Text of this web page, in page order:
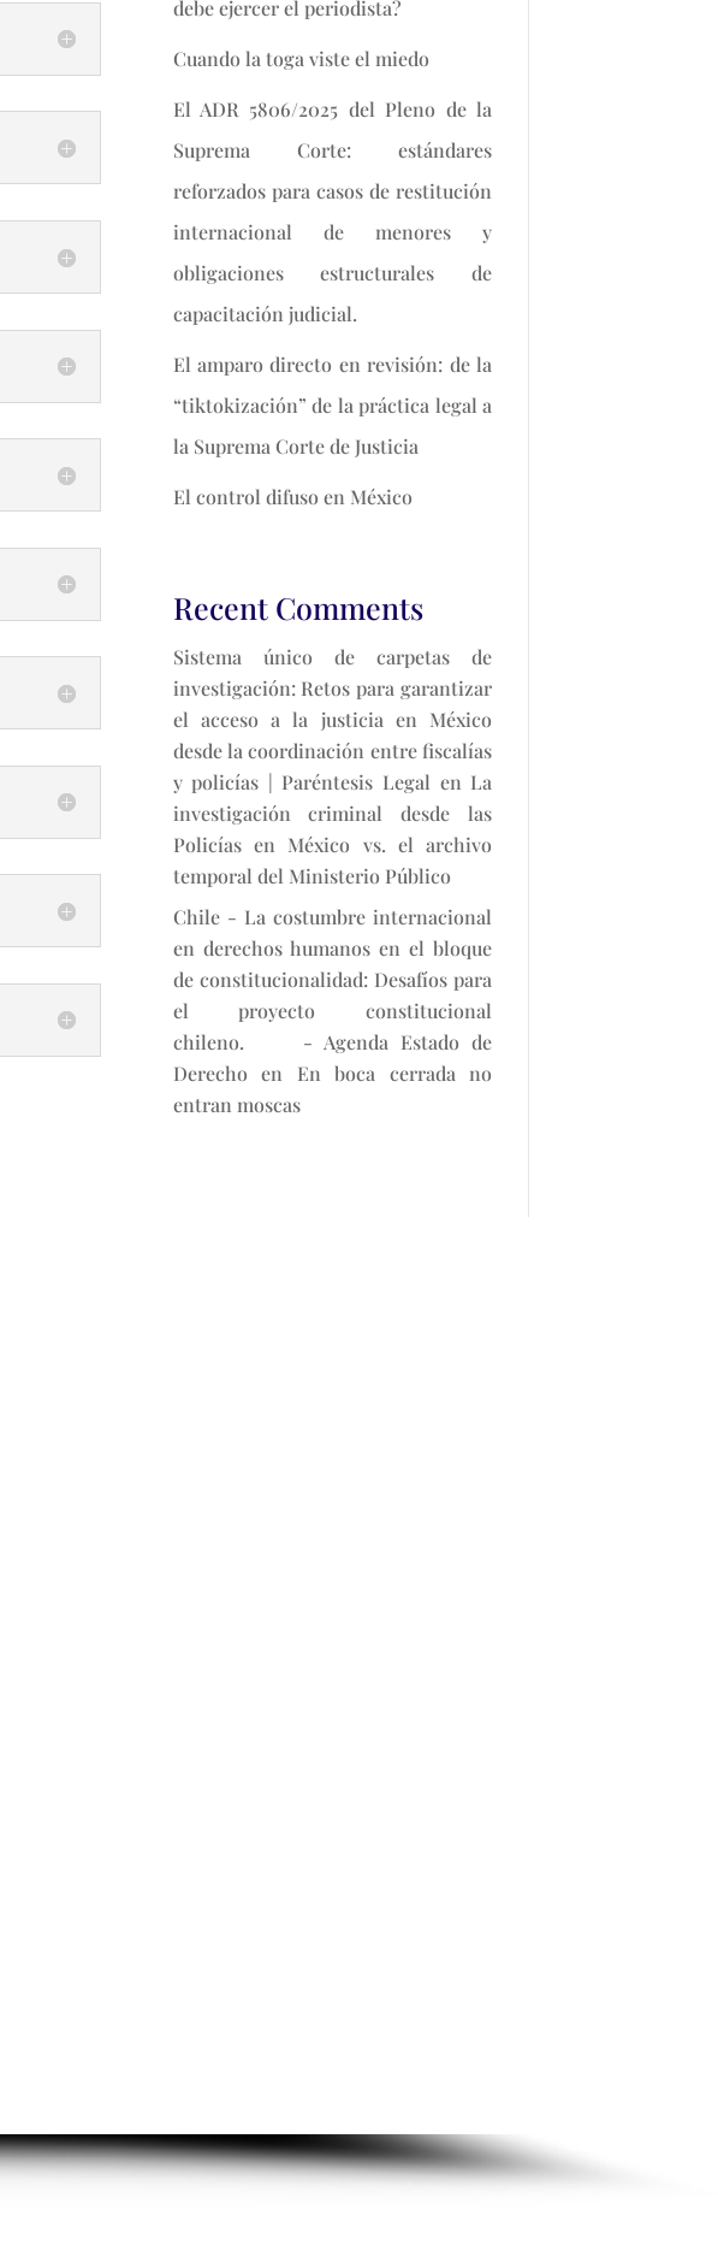
debe ejercer el periodista?
Cuando la toga viste el miedo
El ADR 5806/2025 del Pleno de la
Suprema Corte: estándares
reforzados para casos de restitución
internacional de menores y
obligaciones estructurales de
capacitación judicial.
El amparo directo en revisión: de la
“tiktokización” de la práctica legal a
la Suprema Corte de Justicia
El control difuso en México
Recent Comments
Sistema único de carpetas de
investigación: Retos para garantizar
el acceso a la justicia en México
desde la coordinación entre fiscalías
y policías | Paréntesis Legal en La
investigación criminal desde las
Policías en México vs. el archivo
temporal del Ministerio Público
Chile - La costumbre internacional
en derechos humanos en el bloque
de constitucionalidad: Desafíos para
el proyecto constitucional
chileno. - Agenda Estado de
Derecho en En boca cerrada no
entran moscas